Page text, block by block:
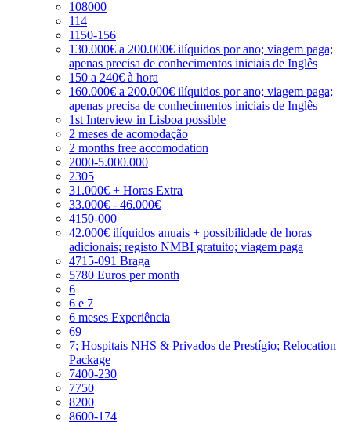
108000
114
1150-156
130.000€ a 200.000€ ilíquidos por ano; viagem paga;
apenas precisa de conhecimentos iniciais de Inglês
150 a 240€ à hora
160.000€ a 200.000€ ilíquidos por ano; viagem paga;
apenas precisa de conhecimentos iniciais de Inglês
1st Interview in Lisboa possible
2 meses de acomodação
2 months free accomodation
2000-5.000.000
2305
31.000€ + Horas Extra
33.000€ - 46.000€
4150-000
42.000€ ilíquidos anuais + possibilidade de horas
adicionais; registo NMBI gratuito; viagem paga
4715-091 Braga
5780 Euros per month
6
6 e 7
6 meses Experiência
69
7; Hospitais NHS & Privados de Prestígio; Relocation
Package
7400-230
7750
8200
8600-174